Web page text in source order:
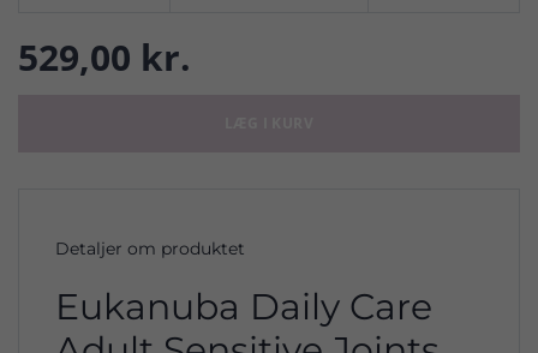
529,00 kr.
Detaljer om produktet
Eukanuba Daily Care